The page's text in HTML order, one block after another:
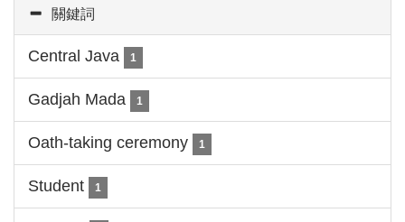
關鍵詞
Central Java 1
Gadjah Mada 1
Oath-taking ceremony 1
Student 1